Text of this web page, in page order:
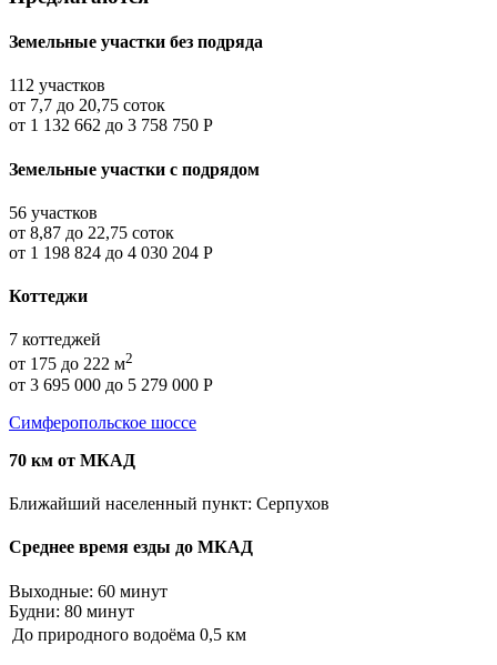
Земельные участки без подряда
112 участков
от 7,7 до 20,75 соток
от 1 132 662 до 3 758 750 Р
Земельные участки с подрядом
56 участков
от 8,87 до 22,75 соток
от 1 198 824 до 4 030 204 Р
Коттеджи
7 коттеджей
от 175 до 222 м2
от 3 695 000 до 5 279 000 Р
Симферопольское шоссе
70 км от МКАД
Ближайший населенный пункт: Серпухов
Среднее время езды до МКАД
Выходные: 60 минут
Будни: 80 минут
До природного водоёма 0,5 км